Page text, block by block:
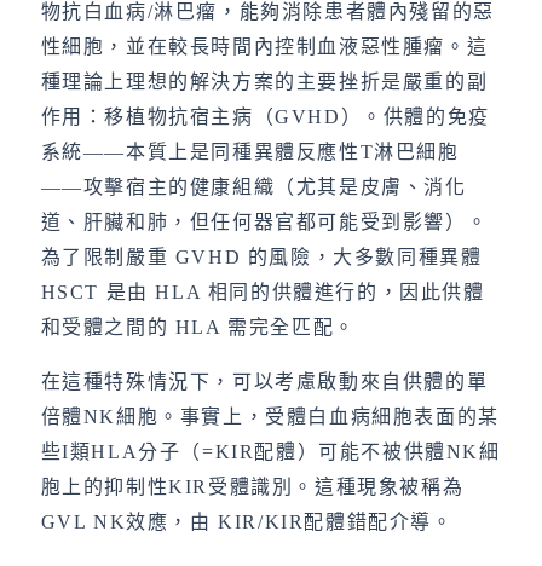
物抗白血病/淋巴瘤，能夠消除患者體內殘留的惡
性細胞，並在較長時間內控制血液惡性腫瘤。這
種理論上理想的解決方案的主要挫折是嚴重的副
作用：移植物抗宿主病（GVHD）。供體的免疫
系統——本質上是同種異體反應性T淋巴細胞
——攻擊宿主的健康組織（尤其是皮膚、消化
道、肝臟和肺，但任何器官都可能受到影響）。
為了限制嚴重 GVHD 的風險，大多數同種異體
HSCT 是由 HLA 相同的供體進行的，因此供體
和受體之間的 HLA 需完全匹配。
在這種特殊情況下，可以考慮啟動來自供體的單
倍體NK細胞。事實上，受體白血病細胞表面的某
些I類HLA分子（=KIR配體）可能不被供體NK細
胞上的抑制性KIR受體識別。這種現象被稱為
GVL NK效應，由 KIR/KIR配體錯配介導。